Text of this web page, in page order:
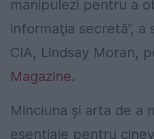
manipulezi pentru a
informaţia secretă”,
CIA, Lindsay Moran,
Magazine.
Minciuna şi arta de a
esenţiale pentru